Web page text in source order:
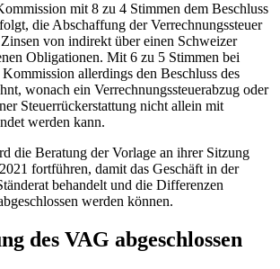
mit 8 zu 4 Stimmen dem Beschluss
die Abschaffung der Verrechnungssteuer
von indirekt über einen Schweizer
Obligationen. Mit 6 zu 5 Stimmen bei
allerdings den Beschluss des
wonach ein Verrechnungssteuerabzug oder
Steuerrückerstattung nicht allein mit
werden kann.
die Beratung der Vorlage an ihrer Sitzung
fortführen, damit das Geschäft in der
behandelt und die Differenzen
werden können.
des VAG abgeschlossen